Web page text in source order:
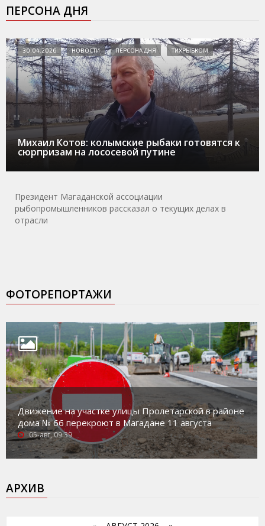
ПЕРСОНА ДНЯ
Михаил Котов: колымские рыбаки готовятся к
сюрпризам на лососевой путине
30.04.2026 НОВОСТИ ПЕРСОНА ДНЯ ТИХРЫБКОМ
Президент Магаданской ассоциации
рыбопромышленников рассказал о текущих делах в
отрасли
ФОТОРЕПОРТАЖИ
Движение на участке улицы Пролетарской в районе
дома № 66 перекроют в Магадане 11 августа
05-авг, 09:39
АРХИВ